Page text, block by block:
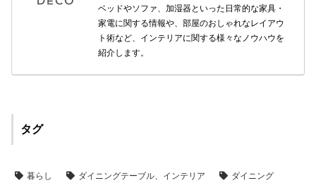
ベッドやソファ、加湿器といった日常的な家具・
家電に関する情報や、部屋のおしゃれなレイアウ
ト術など、インテリアに関する様々なノウハウを
紹介します。
タグ
暮らし ダイニングテーブル、インテリア ダイニング